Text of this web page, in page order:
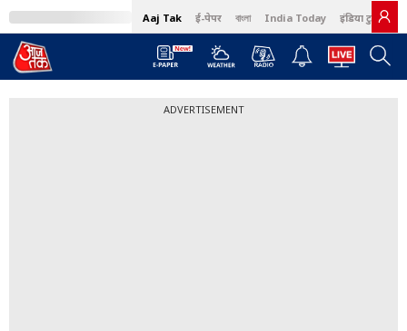
Aaj Tak ई-पेपर বাংলা India Today इंडिया टुडे हिंदी
ADVERTISEMENT